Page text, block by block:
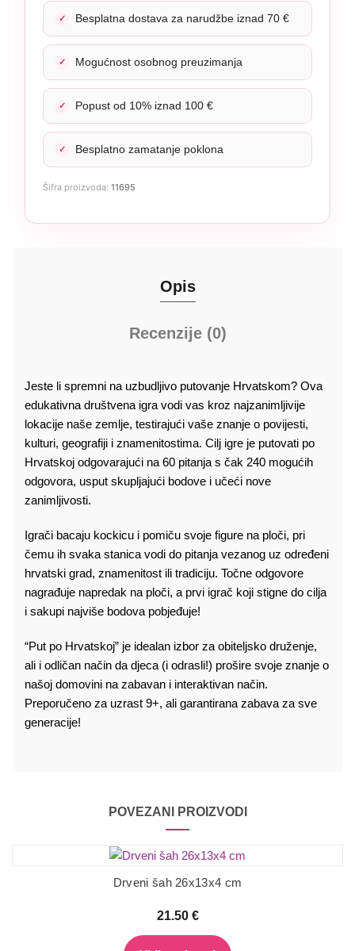
Besplatna dostava za narudžbe iznad 70 €
Mogućnost osobnog preuzimanja
Popust od 10% iznad 100 €
Besplatno zamatanje poklona
Šifra proizvoda: 11695
Opis
Recenzije (0)
Jeste li spremni na uzbudljivo putovanje Hrvatskom? Ova
edukativna društvena igra vodi vas kroz najzanimljivije
lokacije naše zemlje, testirajući vaše znanje o povijesti,
kulturi, geografiji i znamenitostima. Cilj igre je putovati po
Hrvatskoj odgovarajući na 60 pitanja s čak 240 mogućih
odgovora, usput skupljajući bodove i učeći nove
zanimljivosti.
Igrači bacaju kockicu i pomiču svoje figure na ploči, pri
čemu ih svaka stanica vodi do pitanja vezanog uz određeni
hrvatski grad, znamenitost ili tradiciju. Točne odgovore
nagrađuje napredak na ploči, a prvi igrač koji stigne do cilja
i sakupi najviše bodova pobjeđuje!
“Put po Hrvatskoj” je idealan izbor za obiteljsko druženje,
ali i odličan način da djeca (i odrasli!) prošire svoje znanje o
našoj domovini na zabavan i interaktivan način.
Preporučeno za uzrast 9+, ali garantirana zabava za sve
generacije!
POVEZANI PROIZVODI
Drveni šah 26x13x4 cm
21.50 €